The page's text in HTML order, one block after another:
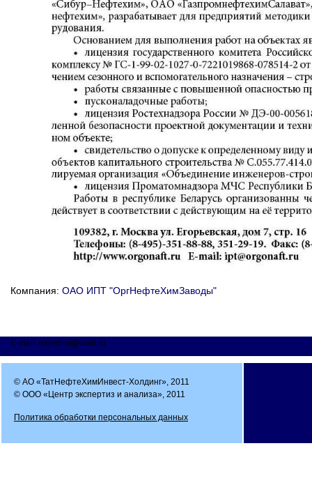
Компания: ОАО ИПТ "ОргНефтеХимЗаводы"
E-mail: expertmi@mail.ru
© АО «ТатНефтеХимИнвест-Холдинг», 2011
© ООО «Центр экспертиз и анализа», 2011
Политика обработки персональных данных